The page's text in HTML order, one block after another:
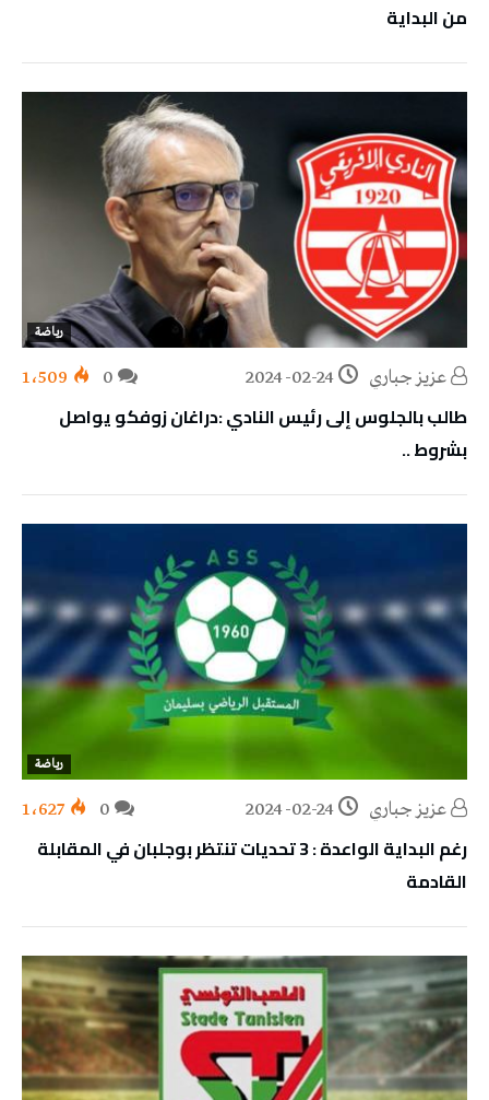
من البداية
رياضة
عزيز جباري 2024-02-24 1٬509
طالب بالجلوس إلى رئيس النادي :دراغان زوفكو يواصل
بشروط ..
رياضة
عزيز جباري 2024-02-24 1٬627
رغم البداية الواعدة : 3 تحديات تنتظر بوجلبان في المقابلة
القادمة